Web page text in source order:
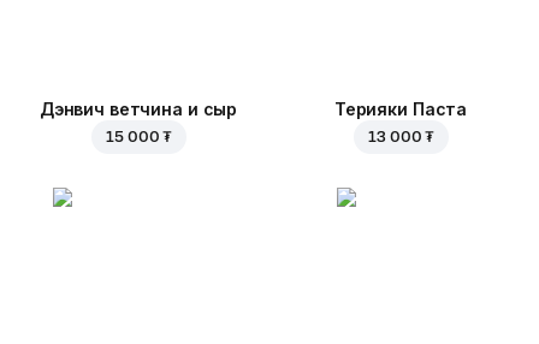
Дэнвич ветчина и сыр
15 000 ₮
Терияки Паста
13 000 ₮